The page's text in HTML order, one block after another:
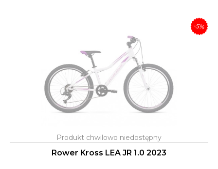
Rower Kross LEA JR 1.0 2023
-5%